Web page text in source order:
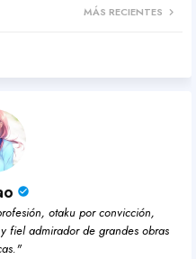
pp
MÁS RECIENTES
otaku por convicción,
fiel admirador de grandes obras